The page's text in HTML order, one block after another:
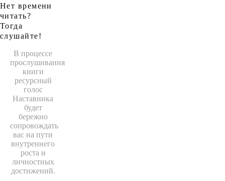
Нет времени
читать?
Тогда
слушайте!
В процессе
прослушивания
книги
ресурсный
голос
Наставника
будет
бережно
сопровождать
вас на пути
внутреннего
роста и
личностных
достижений.